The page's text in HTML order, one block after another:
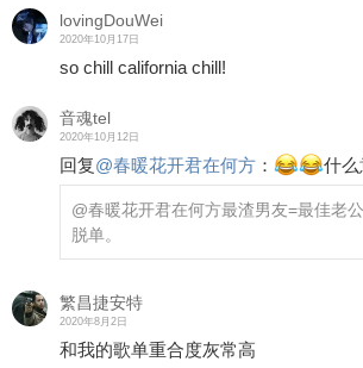
lovingDouWei
2020年10月17日
so chill california chill!
音魂tel
2020年10月12日
回复@春暖花开君在何方 ： 什么
@春暖花开君在何方最渣男友=最佳老
脱单。
繁昌捷安特
2020年8月2日
和我的歌单重合度灰常高